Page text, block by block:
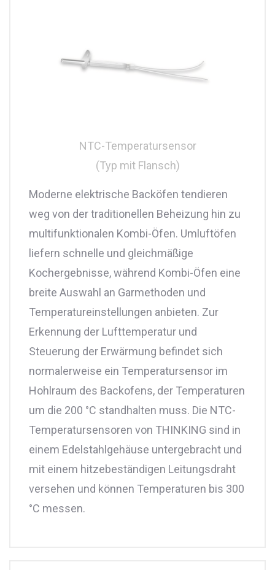
NTC-Temperatursensor
(Typ mit Flansch)
Moderne elektrische Backöfen tendieren
weg von der traditionellen Beheizung hin zu
multifunktionalen Kombi-Öfen. Umluftöfen
liefern schnelle und gleichmäßige
Kochergebnisse, während Kombi-Öfen eine
breite Auswahl an Garmethoden und
Temperatureinstellungen anbieten. Zur
Erkennung der Lufttemperatur und
Steuerung der Erwärmung befindet sich
normalerweise ein Temperatursensor im
Hohlraum des Backofens, der Temperaturen
um die 200 °C standhalten muss. Die NTC-
Temperatursensoren von THINKING sind in
einem Edelstahlgehäuse untergebracht und
mit einem hitzebeständigen Leitungsdraht
versehen und können Temperaturen bis 300
°C messen.